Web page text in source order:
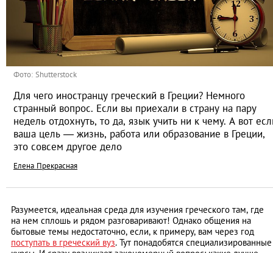
Фото: Shutterstock
Для чего иностранцу греческий в Греции? Немного
странный вопрос. Если вы приехали в страну на пару
недель отдохнуть, то да, язык учить ни к чему. А вот
ваша цель — жизнь, работа или образование в Греции,
это совсем другое дело
Елена Прекрасная
Разумеется, идеальная среда для изучения греческого там, где
на нем сплошь и рядом разговаривают! Однако общения на
бытовые темы недостаточно, если, к примеру, вам через год
поступать в греческий вуз. Тут понадобятся специализированные